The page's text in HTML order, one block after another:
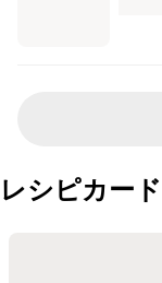
レシピカード